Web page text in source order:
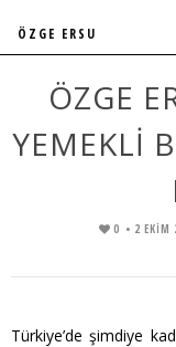
ÖZGE
YEMEKLİ
0 • 2 EKIM
Türkiye’de şimdiye
ÖZGE ERSU